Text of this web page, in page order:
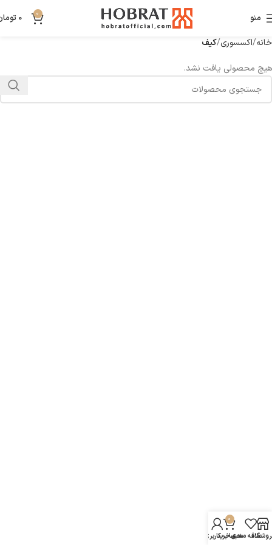
منو 0
0
خانه اکسسوری کیف
هیچ محصولی یافت نشد.
علاقه مندی
0
سبد خرید
حساب کاربری من